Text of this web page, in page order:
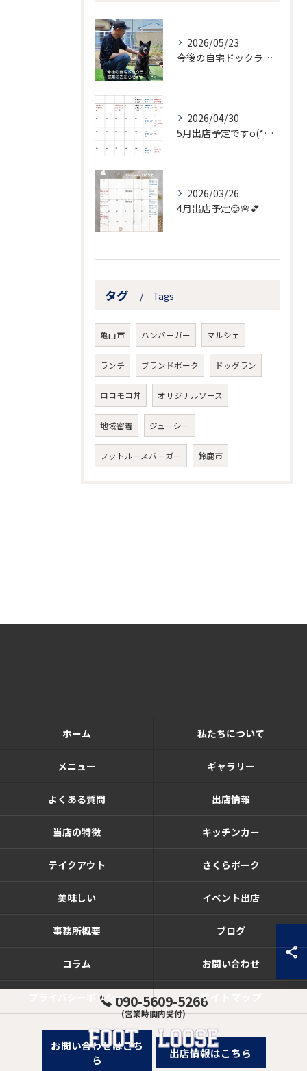
2026/05/23
今後の自宅ドックランでの営業のお知らせ
2026/04/30
5月出店予定ですo(*⌒―⌒*)o
2026/03/26
4月出店予定😌🌸💕
タグ Tags
亀山市 ハンバーガー マルシェ
ランチ ブランドポーク ドッグラン
ロコモコ丼 オリジナルソース
地域密着 ジューシー
フットルースバーガー 鈴鹿市
090-5609-5266
(営業時間内受付)
お問い合わせはこち
ら
出店情報はこちら
ホーム 私たちについて
メニュー ギャラリー
よくある質問 出店情報
当店の特徴 キッチンカー
テイクアウト さくらポーク
美味しい イベント出店
事務所概要 ブログ
コラム お問い合わせ
プライバシーポリシー サイトマップ
© 2026 三重県亀山市のハンバーガーならFOOT LOOSE ALL RIGHTS RESERVED.